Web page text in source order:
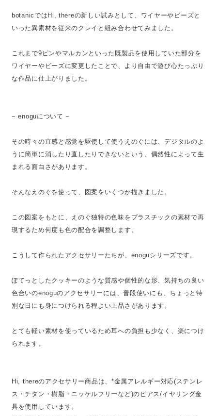
botanicではHi, thereの新しい試みとして、ワイヤーやビーズと
いった異素材を従来のクレイと組み合わせてみました。
これまで9ピンやマルカンといった既製品を使用していた部分を
ワイヤーやビーズに変更したことで、より自由で遊び心たっぷり
な作品に仕上がりました。
− enoguについて −
その時々の直感と感覚を駆使して使うえのぐには、デジタルのよ
うに簡単に消したり直したりできないという、偶然性によって生
まれる面白さがあります。
そんなえのぐを使って、図案をいくつか描きました。
この図案をもとに、えのぐ独特の色味をプラスチックの素材で再
現するため何度も色の配合を調整します。
こうして作られたアクセサリーたちが、enoguシリーズです。
ぽてっとしたクッキーのような質感や個性的な形、気持ちの良い
色合いのenoguのアクセサリーには、普段使いにも、ちょっと特
別な日にも身につけられる程よい上品さがあります。
とても軽い素材を使っているため耳への負担も少なく、楽につけ
られます。
Hi, thereのアクセサリー商品は、*金属アレルギー対応(ステンレ
ス・チタン・樹脂・ニッケルフリーなど)のピアス/イヤリング金
具を使用しています。